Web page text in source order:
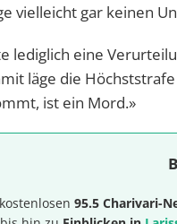
vielleicht gar keinen
lediglich eine
läge die
ist ein Mord.»
95.5 Charivari-